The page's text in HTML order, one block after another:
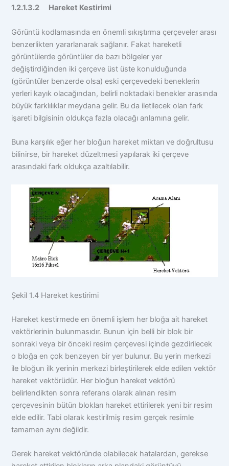
1.2.1.3.2 Hareket Kestirimi
Görüntü kodlamasında en önemli sıkıştırma çerçeveler arası
benzerlikten yararlanarak sağlanır. Fakat hareketli
görüntülerde görüntüler de bazı bölgeler yer
değiştirdiğinden iki çerçeve üst üste konulduğunda
(görüntüler benzerde olsa) eski çerçevedeki beneklerin
yerleri kayık olacağından, belirli noktadaki benekler arasında
büyük farklılıklar meydana gelir. Bu da iletilecek olan fark
işareti bilgisinin oldukça fazla olacağı anlamına gelir.
Buna karşılık eğer her bloğun hareket miktarı ve doğrultusu
bilinirse, bir hareket düzeltmesi yapılarak iki çerçeve
arasındaki fark oldukça azaltılabilir.
Şekil 1.4 Hareket kestirimi
Hareket kestirmede en önemli işlem her bloğa ait hareket
vektörlerinin bulunmasıdır. Bunun için belli bir blok bir
sonraki veya bir önceki resim çerçevesi içinde gezdirilecek
o bloğa en çok benzeyen bir yer bulunur. Bu yerin merkezi
ile bloğun ilk yerinin merkezi birleştirilerek elde edilen vektör
hareket vektörüdür. Her bloğun hareket vektörü
belirlendikten sonra referans olarak alınan resim
çerçevesinin bütün blokları hareket ettirilerek yeni bir resim
elde edilir. Tabi olarak kestirilmiş resim gerçek resimle
tamamen aynı değildir.
Gerek hareket vektöründe olabilecek hatalardan, gerekse